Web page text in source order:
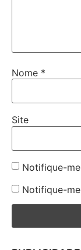
Nome *
Site
Notifique-
Notifique-